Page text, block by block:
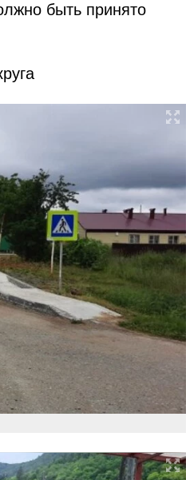
быть принято